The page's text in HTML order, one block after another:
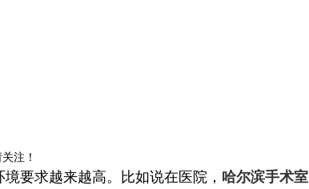
注！
要求越来越高。比如说在医院， 哈尔滨手术室